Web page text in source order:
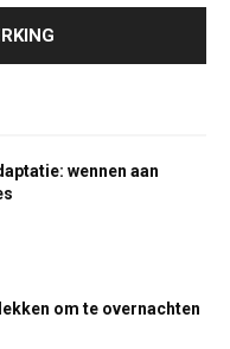
wennen aan
om te overnachten